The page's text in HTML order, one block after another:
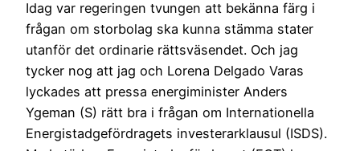
Idag var regeringen tvungen att bekänna färg i
frågan om storbolag ska kunna stämma stater
utanför det ordinarie rättsväsendet. Och jag
tycker nog att jag och Lorena Delgado Varas
lyckades att pressa energiminister Anders
Ygeman (S) rätt bra i frågan om Internationella
Energistadgefördragets investerarklausul (ISDS).